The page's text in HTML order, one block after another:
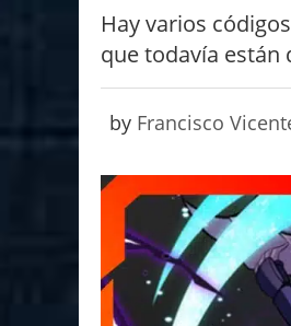
Hay varios
que todavía están
by Francisco